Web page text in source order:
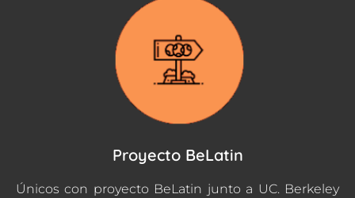
Proyecto BeLatin
Únicos con proyecto BeLatin junto a UC. Berkeley